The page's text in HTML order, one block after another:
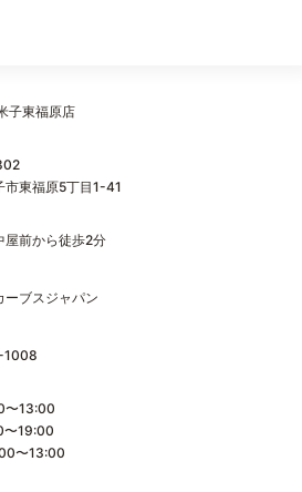
子東福原店
市東福原5丁目1-41
屋前から徒歩2分
ーブスジャパン
〜13:00
〜19:00
〜13:00